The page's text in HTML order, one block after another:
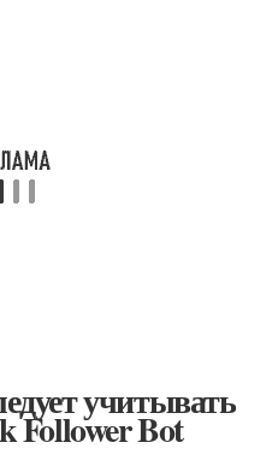
учитывать
Follower Bot